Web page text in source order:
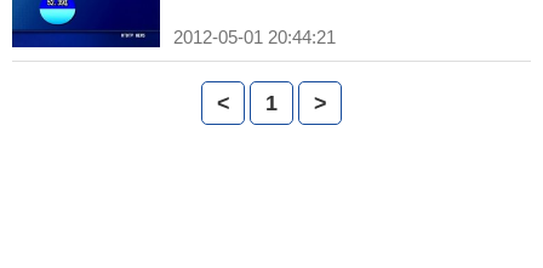
2012-05-01 20:44:21
< 1 >